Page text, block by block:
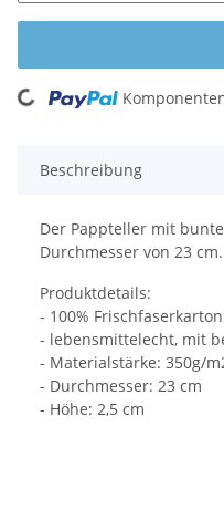
Loading...
Beschreibung
Der Pappteller mit
Durchmesser von 23 cm.
Produktdetails:
- 100%
- lebensmittelecht, mit
- Materialstärke: 350g/
- Durchmesser: 23 cm
- Höhe: 2,5 cm